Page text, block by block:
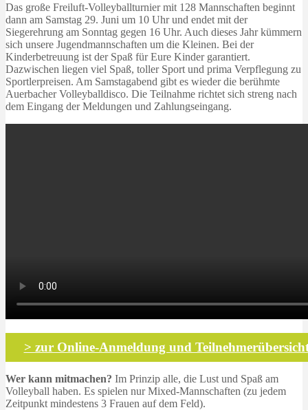
Das große Freiluft-Volleyballturnier mit 128 Mannschaften beginnt
dann am Samstag 29. Juni um 10 Uhr und endet mit der
Siegerehrung am Sonntag gegen 16 Uhr. Auch dieses Jahr kümmern
sich unsere Jugendmannschaften um die Kleinen. Bei der
Kinderbetreuung ist der Spaß für Eure Kinder garantiert.
Dazwischen liegen viel Spaß, toller Sport und prima Verpflegung zu
Sportlerpreisen. Am Samstagabend gibt es wieder die berühmte
Auerbacher Volleyballdisco. Die Teilnahme richtet sich streng nach
dem Eingang der Meldungen und Zahlungseingang.
> zur Online-Anmeldung und
Wer kann mitmachen? Im Prinzip alle, die Lust und Spaß am
Volleyball haben. Es spielen nur Mixed-Mannschaften (zu jedem
Zeitpunkt mindestens 3 Frauen auf dem Feld).